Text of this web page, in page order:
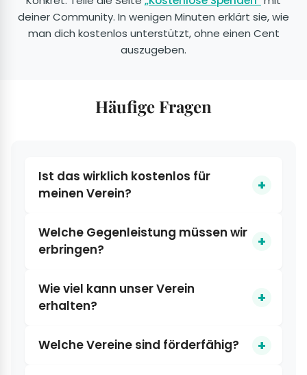
deiner Community. In wenigen Minuten erklärt sie, wie
man dich kostenlos unterstützt, ohne einen Cent
auszugeben.
Häufige Fragen
Ist das wirklich kostenlos für
meinen Verein?
Welche Gegenleistung müssen wir
erbringen?
Wie viel kann unser Verein
erhalten?
Welche Vereine sind förderfähig?